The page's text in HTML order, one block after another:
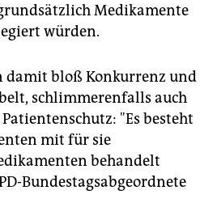
Medikamente
würden.
damit bloß Konkurrenz und
schlimmerenfalls auch
"Es besteht
mit für sie
behandelt
Bundestagsabgeordnete